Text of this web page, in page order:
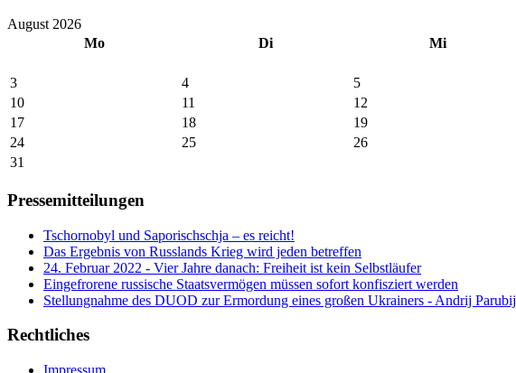
August 2026
Mo
Di Mi
3
4 5
10
11 12
17
18 19
24
25 26
31
Pressemitteilungen
Tschornobyl und Saporischschja – es reicht!
Das Ergebnis von Russlands Krieg wird jeden betreffen
24. Februar 2022 - Vier Jahre danach: Freiheit ist kein Selbstläufer
Eingefrorene russische Staatsvermögen müssen sofort konfisziert werden
Stellungnahme des DUOD zur Ermordung eines großen Ukrainers - Andrij Parubij
Rechtliches
Impressum